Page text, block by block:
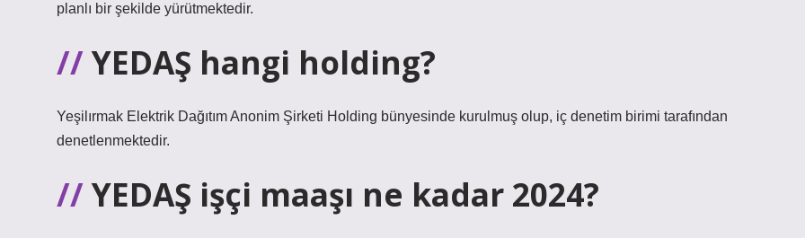
planlı bir şekilde yürütmektedir.
YEDAŞ hangi holding?
Yeşilırmak Elektrik Dağıtım Anonim Şirketi Holding bünyesinde kurulmuş olup, iç denetim birimi tarafından
denetlenmektedir.
YEDAŞ işçi maaşı ne kadar 2024?